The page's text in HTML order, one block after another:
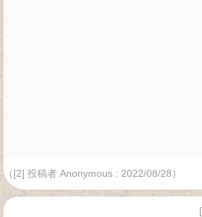
（[2] 投稿者 Anonymous : 2022/08/28）